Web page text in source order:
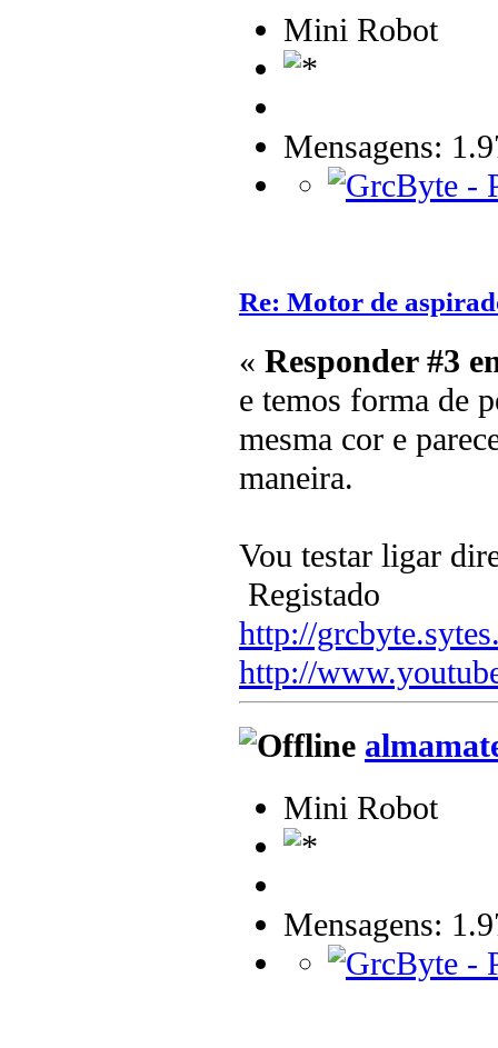
Mini Robot
Mensagens:
Re: Motor de
« Responder #3
e temos forma de
mesma cor e
maneira.
Vou testar ligar
Registado
http://
http://
Mini Robot
Mensagens: